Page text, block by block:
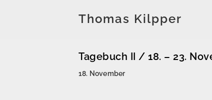
Thomas Kilpper
Tagebuch II / 18. – 23.
18. November